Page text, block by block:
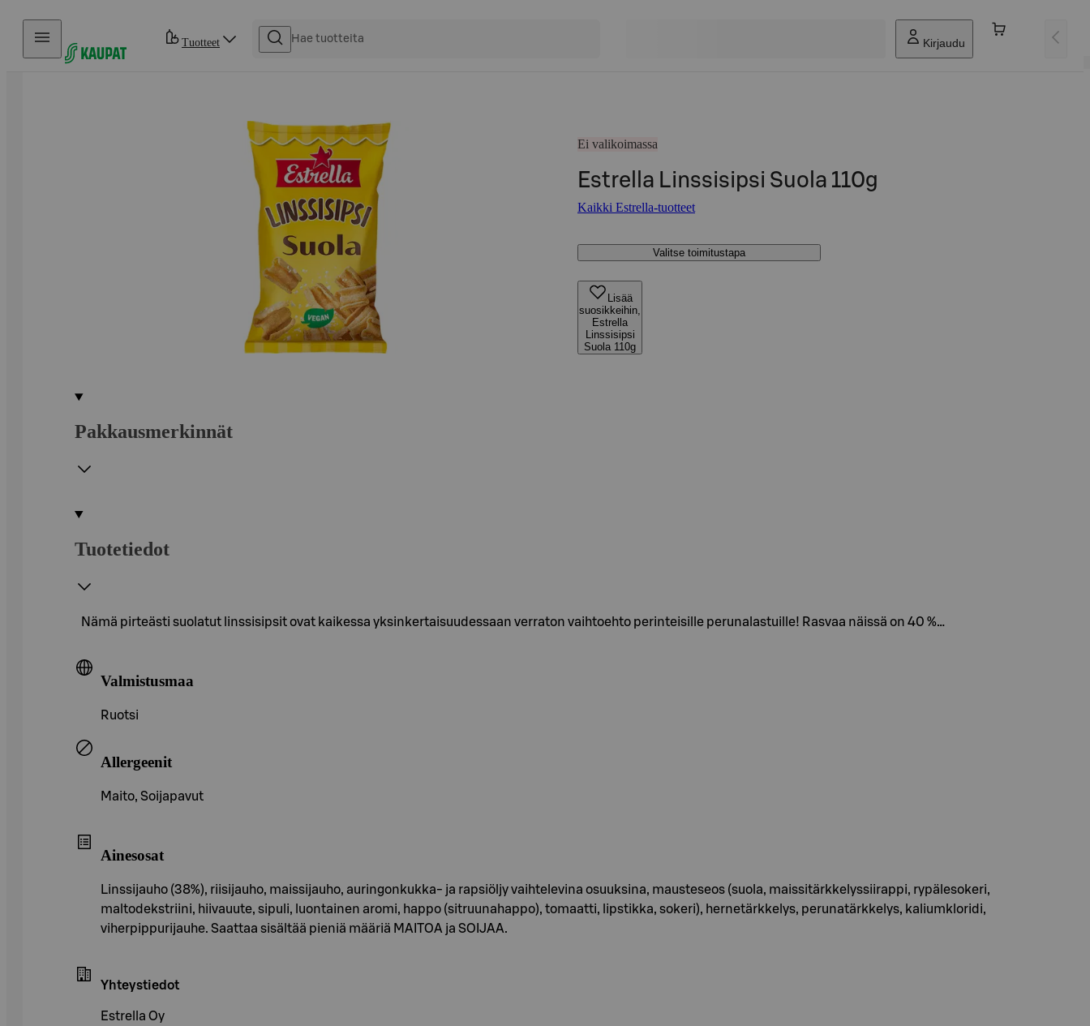
Hyppää sisältöön
Tuotteet Kirjaudu
Ei valikoimassa
Estrella Linssisipsi Suola 110g
Kaikki Estrella-tuotteet
Valitse toimitustapa
Lisää
suosikkeihin,
Estrella
Linssisipsi
Suola 110g
Pakkausmerkinnät
Tuotetiedot
Nämä pirteästi suolatut linssisipsit ovat kaikessa yksinkertaisuudessaan verraton vaihtoehto perinteisille perunalastuille! Rasvaa näissä on 40 %…
Valmistusmaa
Ruotsi
Allergeenit
Maito, Soijapavut
Ainesosat
Linssijauho (38%), riisijauho, maissijauho, auringonkukka- ja rapsiöljy vaihtelevina osuuksina, mausteseos (suola, maissitärkkelyssiirappi, rypälesokeri,
maltodekstriini, hiivauute, sipuli, luontainen aromi, happo (sitruunahappo), tomaatti, lipstikka, sokeri), hernetärkkelys, perunatärkkelys, kaliumkloridi,
viherpippurijauhe. Saattaa sisältää pieniä määriä MAITOA ja SOIJAA.
Yhteystiedot
Estrella Oy